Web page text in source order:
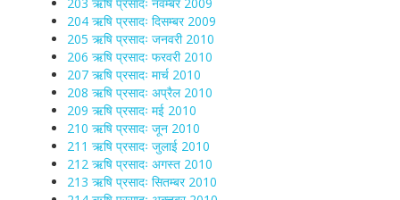
204 ऋषि प्रसादः दिसम्बर 2009
205 ऋषि प्रसादः जनवरी 2010
206 ऋषि प्रसादः फरवरी 2010
207 ऋषि प्रसादः मार्च 2010
208 ऋषि प्रसादः अप्रैल 2010
209 ऋषि प्रसादः मई 2010
210 ऋषि प्रसादः जून 2010
211 ऋषि प्रसादः जुलाई 2010
212 ऋषि प्रसादः अगस्त 2010
213 ऋषि प्रसादः सितम्बर 2010